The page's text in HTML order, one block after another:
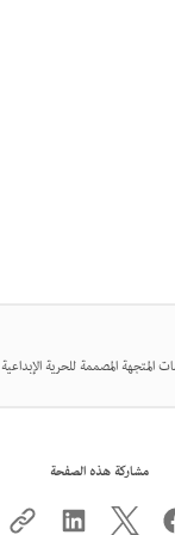
المصممة للحرية
مشاركة هذه الصفحة